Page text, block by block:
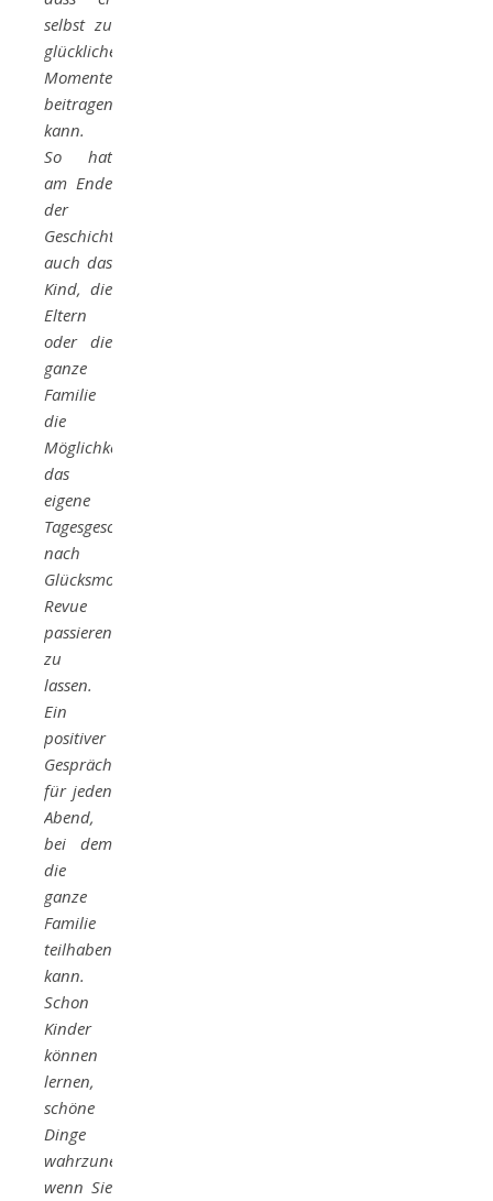
selbst zu
glücklichen
Momenten
beitragen
kann.
So hat
am Ende
der
Geschichte
auch das
Kind, die
Eltern
oder die
ganze
Familie
die
Möglichkeit
das
eigene
Tagesgeschehen
nach
Glücksmomenten
Revue
passieren
zu
lassen.
Ein
positiver
Gesprächsanlass
für jeden
Abend,
bei dem
die
ganze
Familie
teilhaben
kann.
Schon
Kinder
können
lernen,
schöne
Dinge
wahrzunehmen,
wenn Sie